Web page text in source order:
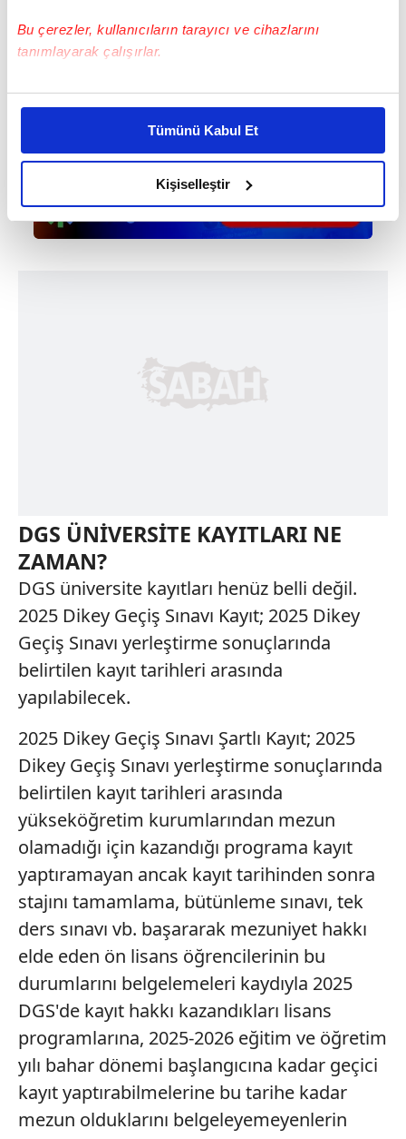
Bu çerezler, kullanıcıların tarayıcı ve cihazlarını
tanımlayarak çalışırlar.
Bu çerezlere izin vermeniz halinde sizlere özel
daha iyi reklam deneyimi yaşatabiliriz. Bunu yaparken
amacımızın size daha iyi bir reklam deneyimi sunmak
olduğunu ve sizlere en iyi içerikleri sunabilmek adına
elimizden gelen çabayı gösterdiğimizi ve bu noktada,
reklamların maliyetlerimizi karşılamak noktasında tek gelir
Sizlere daha iyi bir hizmet sunabilmek için İnternet
Sitemizde kendimize ve üçüncü kişilere ait çerezler
reklam/pazarlama faaliyetlerinin yapılması, amaçlarıyla
sınırlı olarak açık rızanız dahilinde kullanılacaktır.
Çerezlere ilişkin tercihlerinizi aşağıda yer alan panel
vasıtasıyla belirleyebilirsiniz. Çerezlere ilişkin detaylı bilgi
için Ayarlar butonuna tıklayabilir,Çerez Bilgilendirme
Metnimizi
ziyaret edebilirsiniz.
6698 sayılı Kişisel Verilerin Korunması Kanunu uyarınca
ilgili mevzuata uygun olarak kullanılan çerezlerle ilgili bilgi
almak için lütfentıklayınız.
Tümünü Kabul Et
Kişiselleştir
DGS ÜNİVERSİTE KAYITLARI NE
ZAMAN?
DGS üniversite kayıtları henüz belli değil.
2025 Dikey Geçiş Sınavı Kayıt; 2025 Dikey
Geçiş Sınavı yerleştirme sonuçlarında
belirtilen kayıt tarihleri arasında
yapılabilecek.
2025 Dikey Geçiş Sınavı Şartlı Kayıt; 2025
Dikey Geçiş Sınavı yerleştirme sonuçlarında
belirtilen kayıt tarihleri arasında
yükseköğretim kurumlarından mezun
olamadığı için kazandığı programa kayıt
yaptıramayan ancak kayıt tarihinden sonra
stajını tamamlama, bütünleme sınavı, tek
ders sınavı vb. başararak mezuniyet hakkı
elde eden ön lisans öğrencilerinin bu
durumlarını belgelemeleri kaydıyla 2025
DGS'de kayıt hakkı kazandıkları lisans
programlarına, 2025-2026 eğitim ve öğretim
yılı bahar dönemi başlangıcına kadar geçici
kayıt yaptırabilmelerine bu tarihe kadar
mezun olduklarını belgeleyemeyenlerin